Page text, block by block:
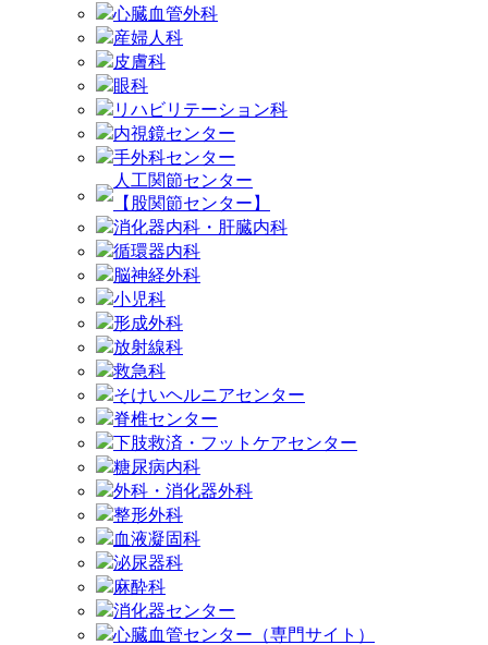
心臓血管外科
産婦人科
皮膚科
眼科
リハビリテーション科
内視鏡センター
手外科センター
人工関節センター
【股関節センター】
消化器内科・肝臓内科
循環器内科
脳神経外科
小児科
形成外科
放射線科
救急科
そけいヘルニアセンター
脊椎センター
下肢救済・フットケアセンター
糖尿病内科
外科・消化器外科
整形外科
血液凝固科
泌尿器科
麻酔科
消化器センター
心臓血管センター（専門サイト）